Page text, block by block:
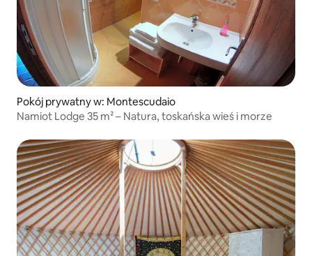
Pokój prywatny w: Montescudaio
Namiot Lodge 35 m² – Natura, toskańska wieś i morze